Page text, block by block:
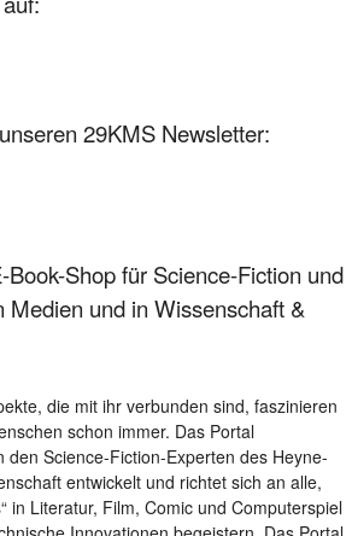
29KMS Newsletter:
Shop für Science-Fiction und
Medien und in Wissenschaft &
die mit ihr verbunden sind, faszinieren
schon immer. Das Portal
den Science-Fiction-Experten des Heyne-
entwickelt und richtet sich an alle,
in Literatur, Film, Comic und Computerspiel